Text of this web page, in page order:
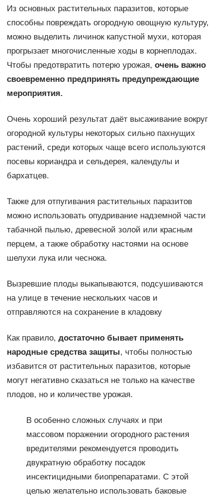
Из основных растительных паразитов, которые
способны повреждать огородную овощную культуру,
можно выделить личинок капустной мухи, которая
прогрызает многочисленные ходы в корнеплодах.
Чтобы предотвратить потерю урожая, очень важно
своевременно предпринять предупреждающие
мероприятия.
Очень хороший результат даёт высаживание вокруг
огородной культуры некоторых сильно пахнущих
растений, среди которых чаще всего используются
посевы кориандра и сельдерея, календулы и
бархатцев.
Также для отпугивания растительных паразитов
можно использовать опудривание надземной части
табачной пылью, древесной золой или красным
перцем, а также обработку настоями на основе
шелухи лука или чеснока.
Вызревшие плоды выкапываются, подсушиваются
на улице в течение нескольких часов и
отправляются на сохранение в кладовку
Как правило, достаточно бывает применять
народные средства защиты, чтобы полностью
избавится от растительных паразитов, которые
могут негативно сказаться не только на качестве
плодов, но и количестве урожая.
В особенно сложных случаях и при
массовом поражении огородного растения
вредителями рекомендуется проводить
двукратную обработку посадок
инсектицидными биопрепаратами. С этой
целью желательно использовать баковые